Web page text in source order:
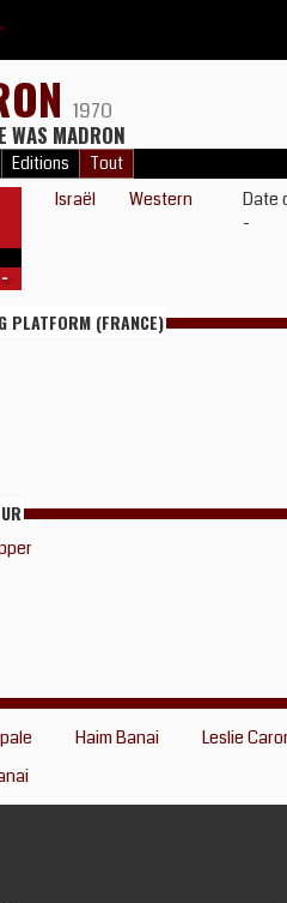
1970
WAS MADRON
Editions Tout
-
Israël Western
Date
-
PLATFORM (FRANCE)
Haim Banai
Leslie